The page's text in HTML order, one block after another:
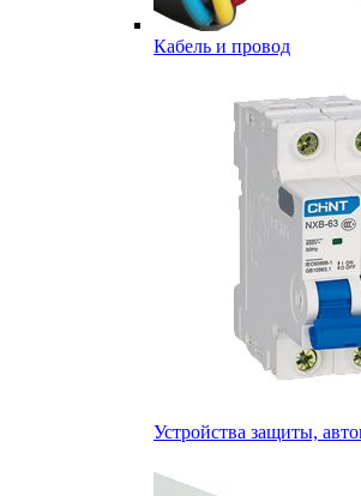
Кабель и провод
Устройства защиты,